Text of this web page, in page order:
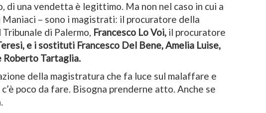
di una vendetta è legittimo. Ma non nel caso in cui a
Maniaci – sono i magistrati: il procuratore della
di Palermo, Francesco Lo Voi, il procuratore
e i sostituti Francesco Del Bene, Amelia Luise,
Roberto Tartaglia.
della magistratura che fa luce sul malaffare e
poco da fare. Bisogna prenderne atto. Anche se